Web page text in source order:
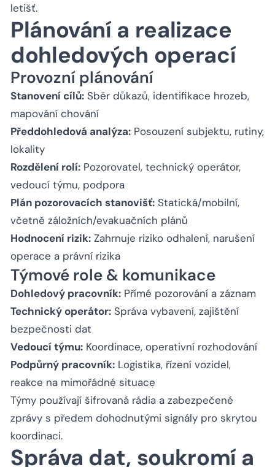
letišť.
Plánování a realizace
dohledových operací
Provozní plánování
Stanovení cílů: Sběr důkazů, identifikace hrozeb,
mapování chování
Předdohledová analýza: Posouzení subjektu, rutiny,
lokality
Rozdělení rolí: Pozorovatel, technický operátor,
vedoucí týmu, podpora
Plán pozorovacích stanovišť: Statická/mobilní,
včetně záložních/evakuačních plánů
Hodnocení rizik: Zahrnuje riziko odhalení, narušení
operace a právní rizika
Týmové role & komunikace
Dohledový pracovník: Přímé pozorování a záznam
Technický operátor: Správa vybavení, zajištění
bezpečnosti dat
Vedoucí týmu: Koordinace, operativní rozhodování
Podpůrný pracovník: Logistika, řízení vozidel,
reakce na mimořádné situace
Týmy používají šifrovaná rádia a zabezpečené
zprávy s předem dohodnutými signály pro skrytou
koordinaci.
Správa dat, soukromí a